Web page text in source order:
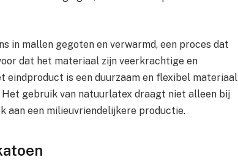
in mallen gegoten en verwarmd, een proces dat
dat het materiaal zijn veerkrachtige en
eindproduct is een duurzaam en flexibel materiaal
gebruik van natuurlatex draagt niet alleen bij
aan een milieuvriendelijkere productie.